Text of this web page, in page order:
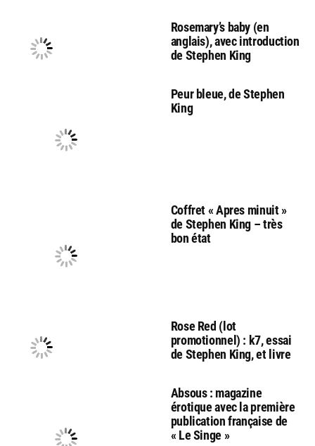
Rosemary’s baby (en
anglais), avec introduction
de Stephen King
Peur bleue, de Stephen
King
Coffret « Apres minuit »
de Stephen King – très
bon état
Rose Red (lot
promotionnel) : k7, essai
de Stephen King, et livre
Absous : magazine
érotique avec la première
publication française de
« Le Singe »